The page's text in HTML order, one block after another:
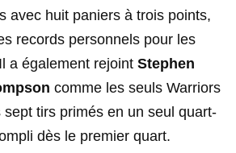
avec huit paniers à trois points,
records personnels pour les
a également rejoint Stephen
comme les seuls Warriors
tirs primés en un seul quart-
dès le premier quart.